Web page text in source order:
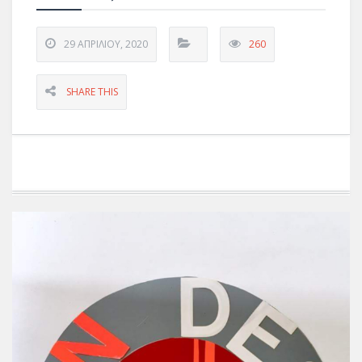
29 ΑΠΡΙΛΊΟΥ, 2020 260
SHARE THIS